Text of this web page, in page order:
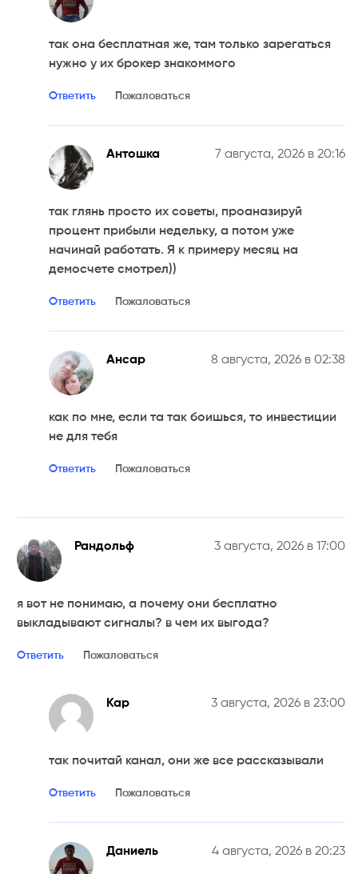
так она бесплатная же, там только зарегаться
нужно у их брокер знакоммого
Ответить Пожаловаться
Антошка 7 августа, 2026 в 20:16
так глянь просто их советы, проаназируй
процент прибыли недельку, а потом уже
начинай работать. Я к примеру месяц на
демосчете смотрел))
Ответить Пожаловаться
Ансар 8 августа, 2026 в 02:38
как по мне, если та так боишься, то инвестиции
не для тебя
Ответить Пожаловаться
Рандольф 3 августа, 2026 в 17:00
я вот не понимаю, а почему они бесплатно
выкладывают сигналы? в чем их выгода?
Ответить Пожаловаться
Кар 3 августа, 2026 в 23:00
так почитай канал, они же все рассказывали
Ответить Пожаловаться
Даниель 4 августа, 2026 в 20:23